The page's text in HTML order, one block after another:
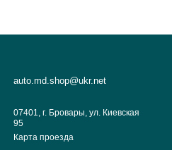
auto.md.shop@ukr.net
07401, г. Бровары, ул. Киевская
95
Карта проезда